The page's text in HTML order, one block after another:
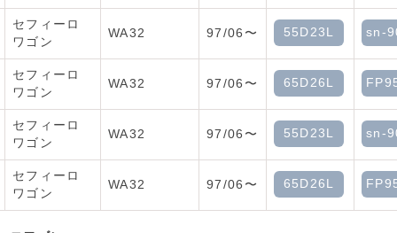
セフィーロ
ワゴン
WA32 97/06〜 55D23L sn-
セフィーロ
ワゴン
WA32 97/06〜 65D26L
セフィーロ
ワゴン
WA32 97/06〜 55D23L sn-
セフィーロ
ワゴン
WA32 97/06〜 65D26L